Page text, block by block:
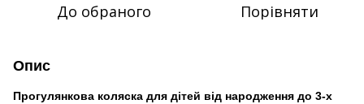
До обраного Порівняти
Опис
Прогулянкова коляска для дітей від народження до 3-х